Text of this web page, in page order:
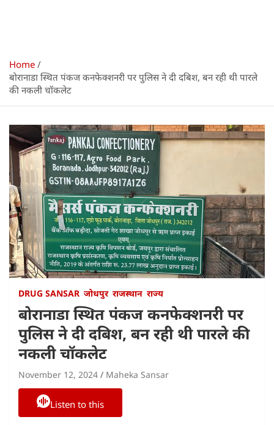
Home
बोरानाडा स्थित पंकज कनफेक्शनरी पर पुलिस ने दी दबिश, बन रही थी पारले
की नकली चॉकलेट
DRUG SANSAR जोधपुर राजस्थान राज्य
बोरानाडा स्थित पंकज कनफेक्शनरी पर
पुलिस ने दी दबिश, बन रही थी पारले की
नकली चॉकलेट
November 12, 2024 Maheka Sansar
Listen to this